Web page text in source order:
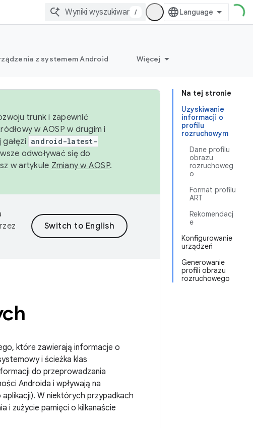
/
z systemem Android Więcej
Na tej stronie
Uzyskiwanie
informacji o
profilu
rozruchowym
Dane profilu
obrazu
rozruchoweg
o
Format profilu
ART
Rekomendacj
e
Konfigurowanie
urządzeń
Generowanie
profili obrazu
rozruchowego
trunk i zapewnić
w AOSP w drugim i
android-latest-
odwoływać się do
w artykule Zmiany w AOSP.
które zawierają informacje o
i ścieżka klas
do przeprowadzania
Androida i wpływają na
W niektórych przypadkach
i zużycie pamięci o kilkanaście